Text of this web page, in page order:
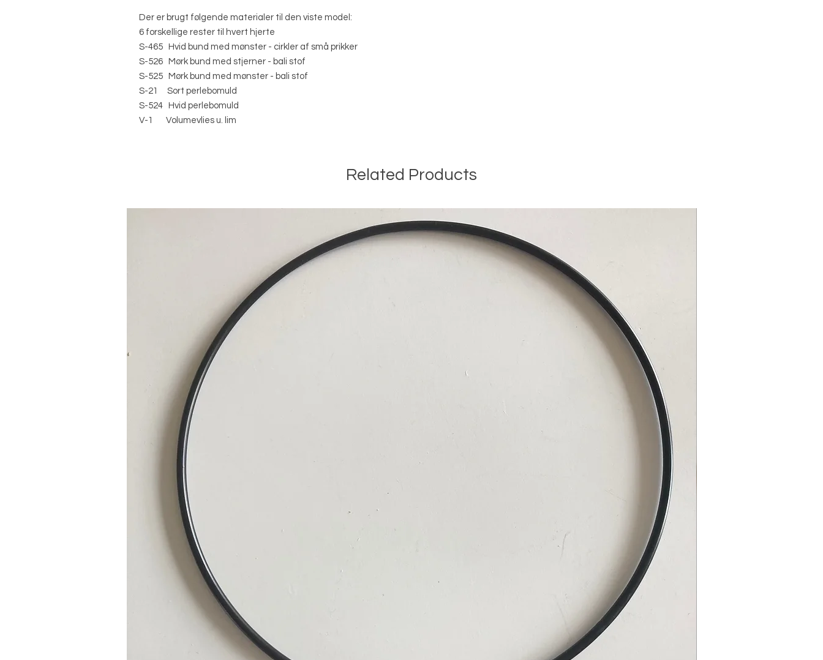
Der er brugt følgende materialer til den viste model:
6 forskellige rester til hvert hjerte
S-465 Hvid bund med mønster - cirkler af små prikker
S-526 Mørk bund med stjerner - bali stof
S-525 Mørk bund med mønster - bali stof
S-21 Sort perlebomuld
S-524 Hvid perlebomuld
V-1 Volumevlies u. lim
Related Products